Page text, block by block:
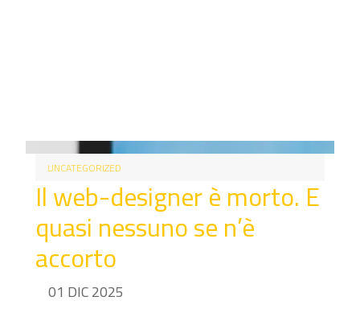
UNCATEGORIZED
Il web-designer è morto. E
quasi nessuno se n’è
accorto
01 DIC 2025